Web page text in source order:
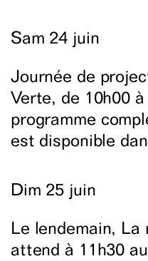
Sam 24 juin
Journée de
Verte, de 10h00
programme
est disponible
Dim 25 juin
Le lendemain, La
attend à 11h30